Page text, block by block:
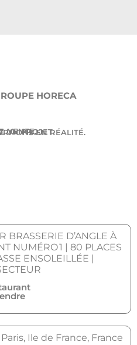
HORECA
VENTE.
UN PROJET.EN RÉALITÉ.